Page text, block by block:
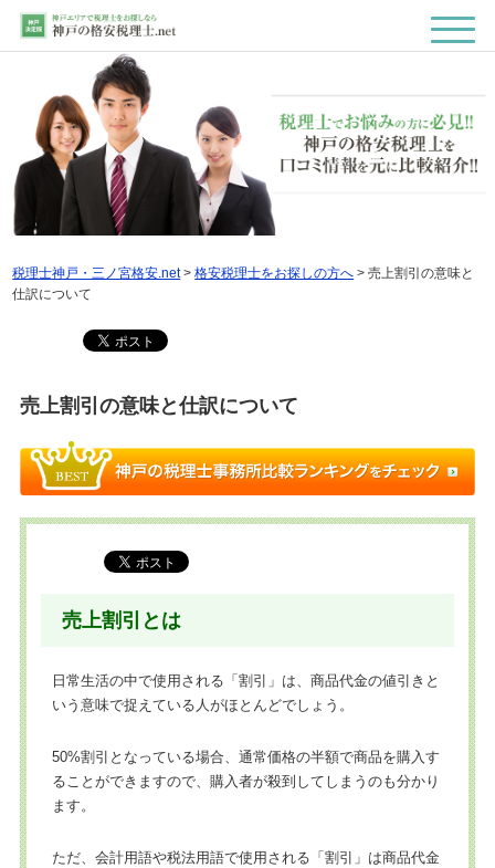
税理士神戸・三ノ宮格安.net>格安税理士をお探しの方へ >売上割引の意味と
仕訳について
売上割引の意味と仕訳について
売上割引とは
日常生活の中で使用される「割引」は、商品代金の値引きと
いう意味で捉えている人がほとんどでしょう。
50%割引となっている場合、通常価格の半額で商品を購入す
ることができますので、購入者が殺到してしまうのも分かり
ます。
ただ、会計用語や税法用語で使用される「割引」は商品代金